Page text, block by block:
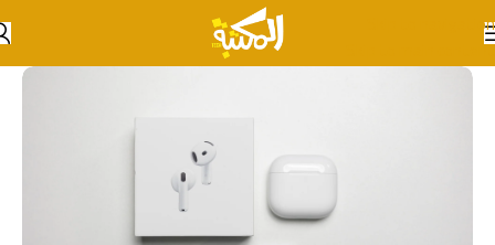
Skip to navigation
Skip to main content